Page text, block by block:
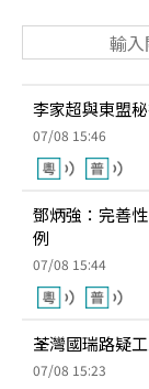
李家超與東盟
07/08 15:46
鄧炳強：完善
例
07/08 15:44
荃灣國瑞路疑
07/08 15:23